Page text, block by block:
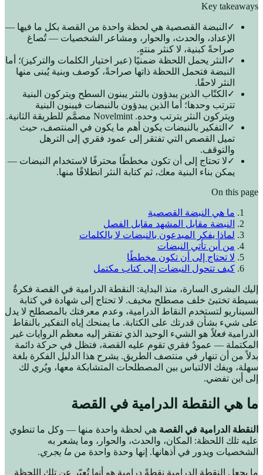
Key takeaways
✓ النبضة القصصية هي لحظة واحدة من القصة بكل ما فيها —
الإعداد، والحدث، والحوار، ومشاعر الشخصيات — تُصاغ
صراحةً كبنية، لا كنثر منتهٍ.
✓ النثر يحمل اللحظة ضمنيًا (عبر اختيار الكلمات والتركيز)؛ أما
النبضة فتحمل اللحظة ذاتها صراحةً، كوصف وبنية يُبنى منها
النثر لاحقًا.
✓ الكتّاب الذين يبدؤون بالنثر يبنون السطح ويتركون البنية
تترتب وحدها؛ أما الذين يبدؤون بالنبضات فيبنون البنية
ويتركون النثر يترتب وحده. Novelmint مصمَّم للطريقة الثانية.
✓ التفكير بالنبضات يكون أهم ما يكون في المنتصف، حيث
تميل القصص التي تفتقر إلى عمود فقري إلى الترهل
والتوقف.
✓لا تحتاج إلى أن تكون مخططًا محترفًا لاستخدام النبضات —
يمكن بناء البنية معك، ثم كتابة النثر انطلاقًا منها.
On this page
ما هي النبضة القصصية
النبضة مقابل المشهد مقابل الفصل
لماذا يفكر المبدعون بالنبضات لا بالكلمات
من أين تأتي النبضات
لا تحتاج إلى أن تكون مخططًا
كيف تتحول النبضات إلى كتاب مكتمل
إليك البشرى السارة، منذ البداية: النقطة الدرامية في القصة فكرةٌ
بسيطة تختبئ خلف مصطلح مخيف. لا تحتاج إلى شهادة في كتابة
السيناريو لتستخدم النقاط الدرامية، وعدم معرفتك بالمصطلح لا يدل
على شيء بشأن قدرتك على الكتابة. ما يمنحك إياه التفكير بالنقاط
الدرامية فعلاً هو الشيء الوحيد الذي تفتقر إليه معظم الروايات غير
المكتملة — عمودٌ فقري تقوم عليه القصة، فتظل في حركة دائمة
بدلاً من أن تنهار في منتصف الطريق. يشرح هذا الدليل الفكرة بلغة
سهلة، ويفك الالتباس بين المصطلحات المتشابكة معها، ويُري لك
إلى أين تفضي.
ما هي النقطة الدرامية في القصة
النقطة الدرامية في القصة هي لحظة واحدة منها — وكل ما تنطوي
عليه تلك اللحظة: المكان، والحدث، والحوار، وما يشعر به
الشخصيات ويدور في أذهانها. إنها وحدة واحدة من ما يجري.
ما يجعل النقطة الدرامية نقطةً درامية هو أنها تُعبّر عن تلك اللحظة